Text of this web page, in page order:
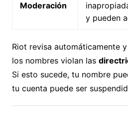
Moderación
y pueden
Riot revisa automáticamente
los nombres violan las
Si esto sucede, tu nombre
tu cuenta puede ser